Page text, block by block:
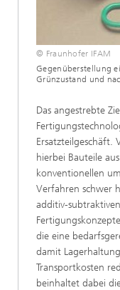
© Fraunhofer IFAM
Gegenüberstellung
Grünzustand und
Das angestrebte
Ersatzteilgeschäft.
hierbei Bauteile
konventionellen
Verfahren schwer
additiv-
die eine
damit
Transportkosten
beinhaltet dabei